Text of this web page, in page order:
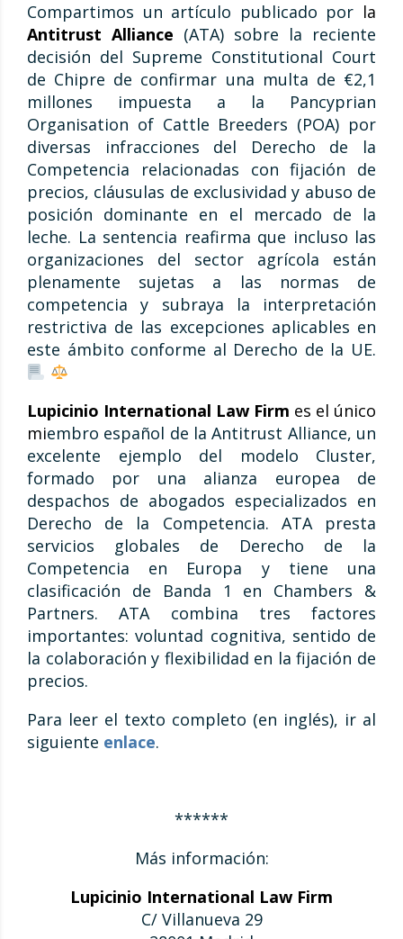
Compartimos un artículo publicado por la
Antitrust Alliance (ATA) sobre la reciente
decisión del Supreme Constitutional Court
de Chipre de confirmar una multa de €2,1
millones impuesta a la Pancyprian
Organisation of Cattle Breeders (POA) por
diversas infracciones del Derecho de la
Competencia relacionadas con fijación de
precios, cláusulas de exclusividad y abuso de
posición dominante en el mercado de la
leche. La sentencia reafirma que incluso las
organizaciones del sector agrícola están
plenamente sujetas a las normas de
competencia y subraya la interpretación
restrictiva de las excepciones aplicables en
este ámbito conforme al Derecho de la UE.
Lupicinio International Law Firm es el único
miembro español de la Antitrust Alliance, un
excelente ejemplo del modelo Cluster,
formado por una alianza europea de
despachos de abogados especializados en
Derecho de la Competencia. ATA presta
servicios globales de Derecho de la
Competencia en Europa y tiene una
clasificación de Banda 1 en Chambers &
Partners. ATA combina tres factores
importantes: voluntad cognitiva, sentido de
la colaboración y flexibilidad en la fijación de
precios.
Para leer el texto completo (en inglés), ir al
siguiente enlace.
******
Más información:
Lupicinio International Law Firm
C/ Villanueva 29